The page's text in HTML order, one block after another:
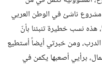
ناشئ في الوطن العربي
سنوات تتخطى ال 90%، هذه نسب خطيرة تنبئنا بأنّ
ومن خبرتي أيضاً أستطيع
برأيي أصعبها يكمن في